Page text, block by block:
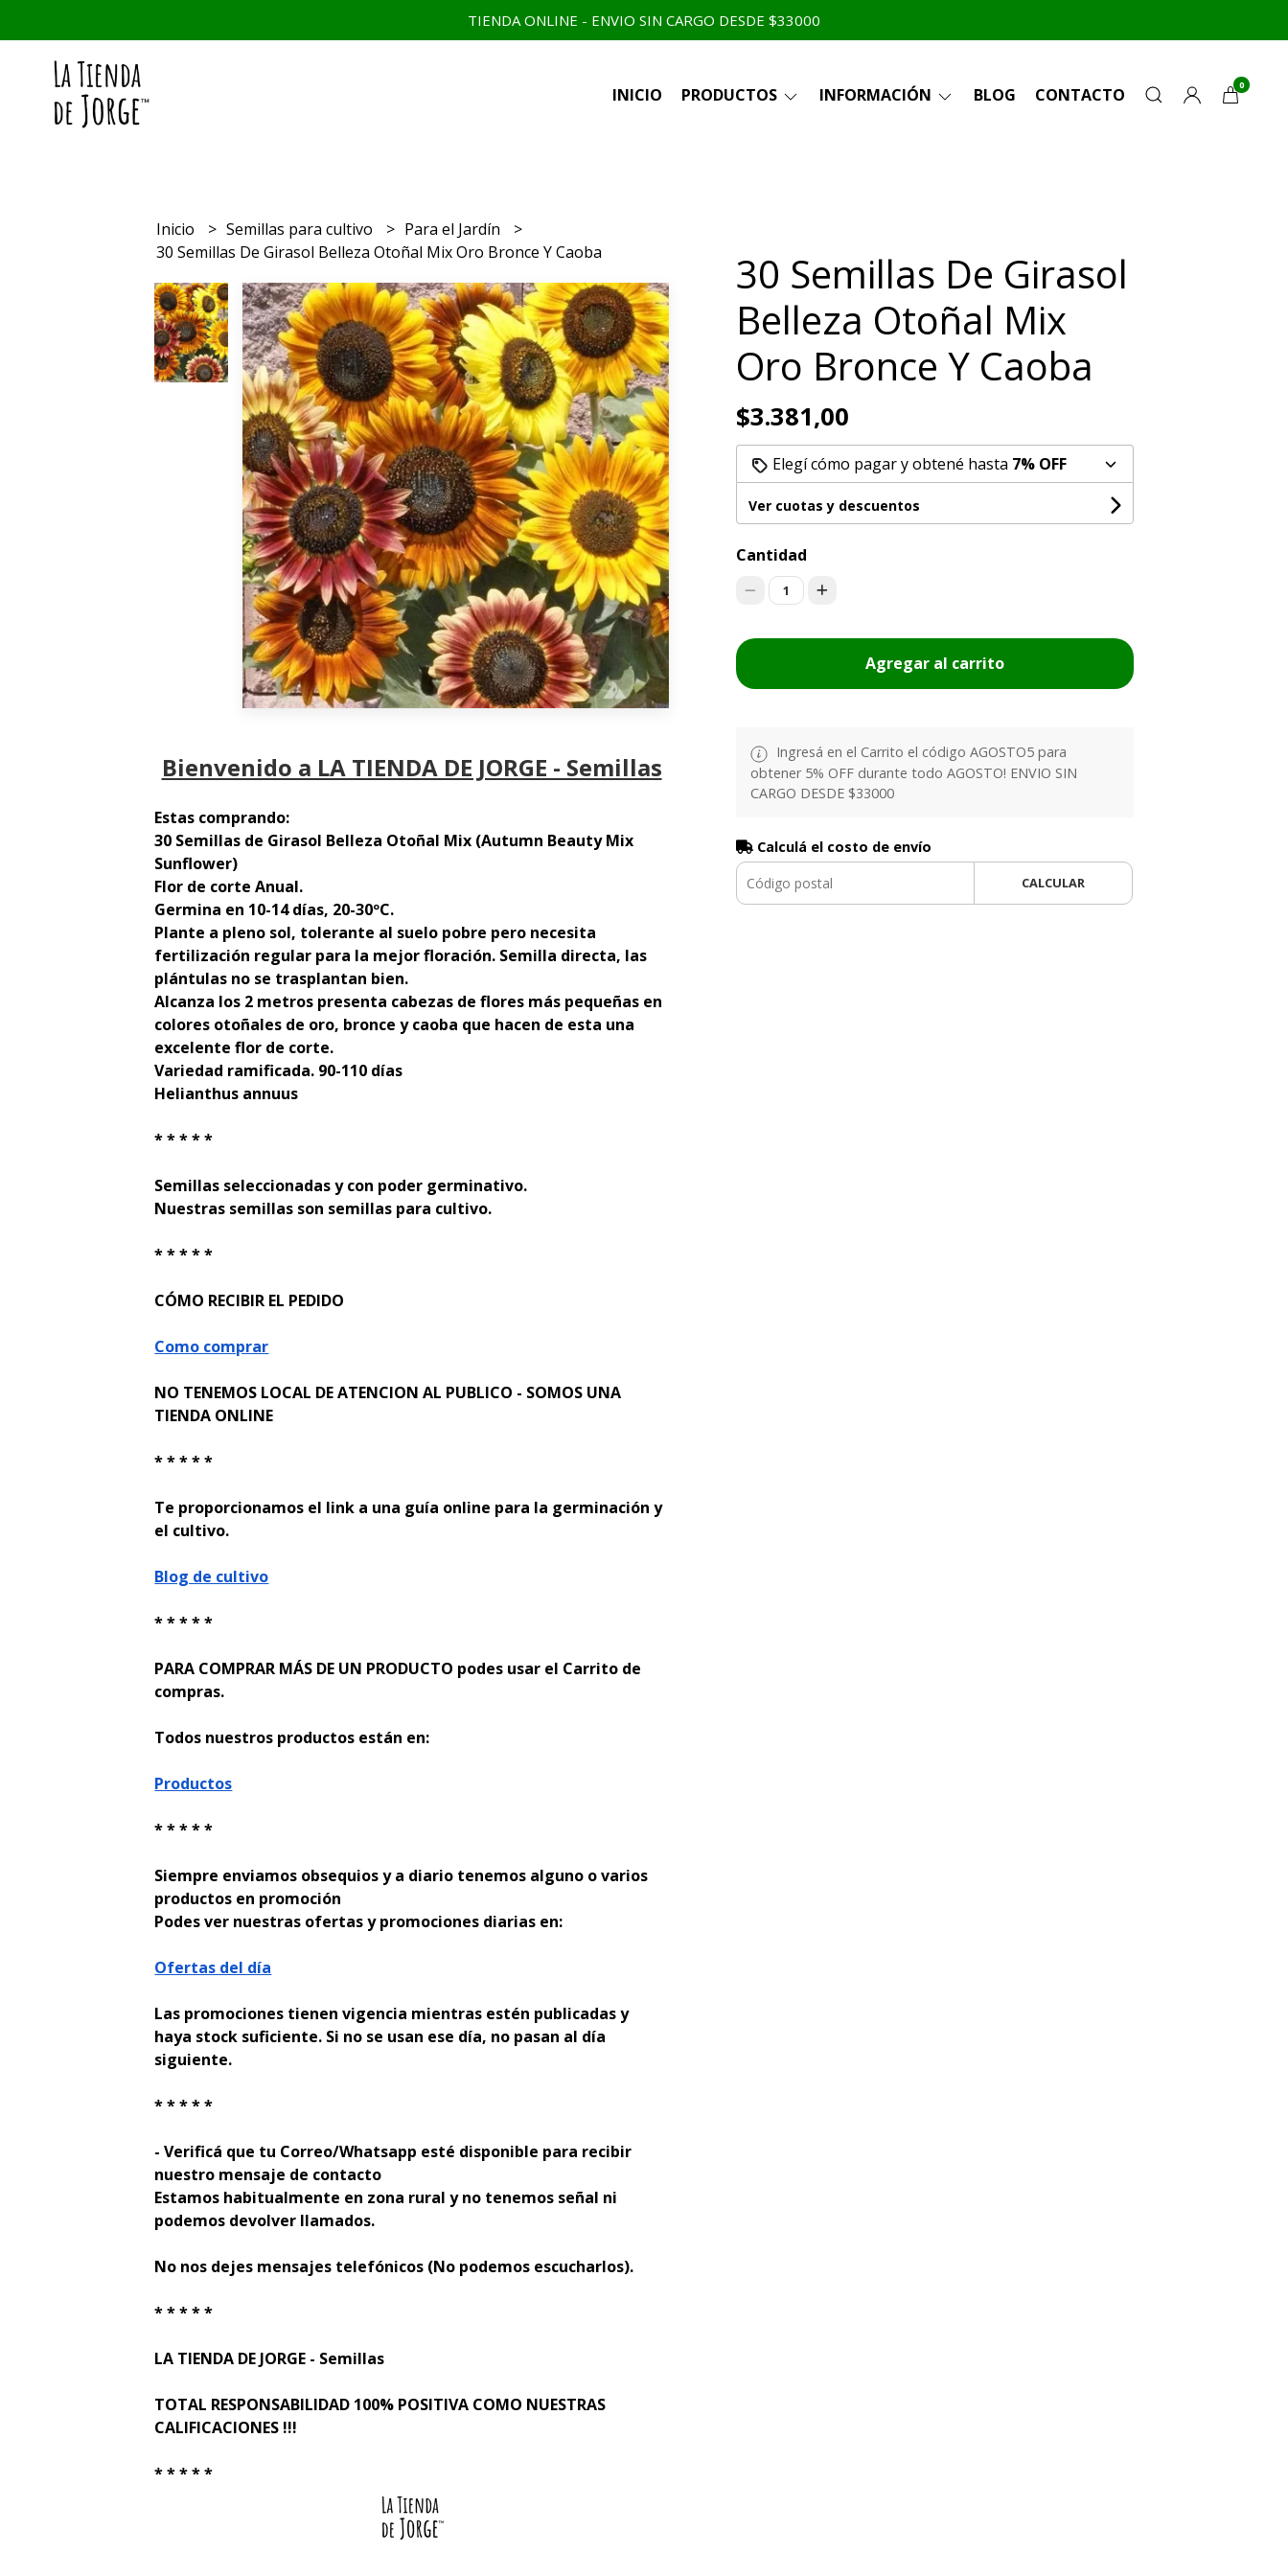
TIENDA ONLINE - ENVIO SIN CARGO DESDE $33000
INICIO PRODUCTOS INFORMACIÓN BLOG CONTACTO 0
Inicio Semillas para cultivo
Para el Jardín
30 Semillas De Girasol Belleza Otoñal Mix Oro Bronce Y Caoba
Bienvenido a LA TIENDA DE JORGE - Semillas
Estas comprando:
30 Semillas de Girasol Belleza Otoñal Mix (Autumn Beauty Mix
Sunflower)
Flor de corte Anual.
Germina en 10-14 días, 20-30ºC.
Plante a pleno sol, tolerante al suelo pobre pero necesita
fertilización regular para la mejor floración. Semilla directa, las
plántulas no se trasplantan bien.
Alcanza los 2 metros presenta cabezas de flores más pequeñas en
colores otoñales de oro, bronce y caoba que hacen de esta una
excelente flor de corte.
Variedad ramificada. 90-110 días
Helianthus annuus
* * * * *
Semillas seleccionadas y con poder germinativo.
Nuestras semillas son semillas para cultivo.
* * * * *
CÓMO RECIBIR EL PEDIDO
Como comprar
NO TENEMOS LOCAL DE ATENCION AL PUBLICO - SOMOS UNA
TIENDA ONLINE
* * * * *
Te proporcionamos el link a una guía online para la germinación y
el cultivo.
Blog de cultivo
* * * * *
PARA COMPRAR MÁS DE UN PRODUCTO podes usar el Carrito de
compras.
Todos nuestros productos están en:
Productos
* * * * *
Siempre enviamos obsequios y a diario tenemos alguno o varios
productos en promoción
Podes ver nuestras ofertas y promociones diarias en:
Ofertas del día
Las promociones tienen vigencia mientras estén publicadas y
haya stock suficiente. Si no se usan ese día, no pasan al día
siguiente.
* * * * *
- Verificá que tu Correo/Whatsapp esté disponible para recibir
nuestro mensaje de contacto
Estamos habitualmente en zona rural y no tenemos señal ni
podemos devolver llamados.
No nos dejes mensajes telefónicos (No podemos escucharlos).
* * * * *
LA TIENDA DE JORGE - Semillas
TOTAL RESPONSABILIDAD 100% POSITIVA COMO NUESTRAS
CALIFICACIONES !!!
* * * * *
30 Semillas De Girasol
Belleza Otoñal Mix
Oro Bronce Y Caoba
$3.381,00
Elegí cómo pagar y obtené hasta 7% OFF
Ver cuotas y descuentos
Cantidad
1
Agregar al carrito
Ingresá en el Carrito el código AGOSTO5 para
obtener 5% OFF durante todo AGOSTO! ENVIO SIN
CARGO DESDE $33000
Calculá el costo de envío
CALCULAR